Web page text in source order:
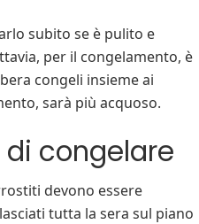
subito se è pulito e
per il congelamento, è
congeli insieme ai
sarà più acquoso.
congelare
devono essere
tutta la sera sul piano